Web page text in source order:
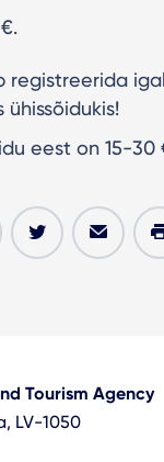
registreerida
ühissõidukis!
eest on 15-30
Tourism Agency
LV-1050